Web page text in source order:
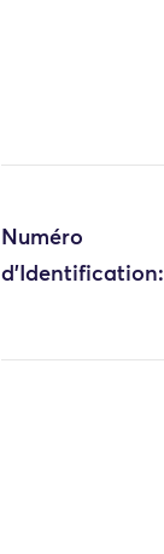
Numéro
d'Identification: